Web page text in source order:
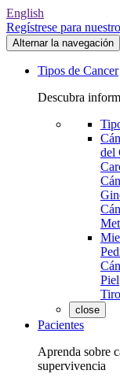
English
Regístrese para
Alternar la navegación
Tipos de Cancer
Descubra
del
Piel
close
Pacientes
Aprenda sobre
supervivencia